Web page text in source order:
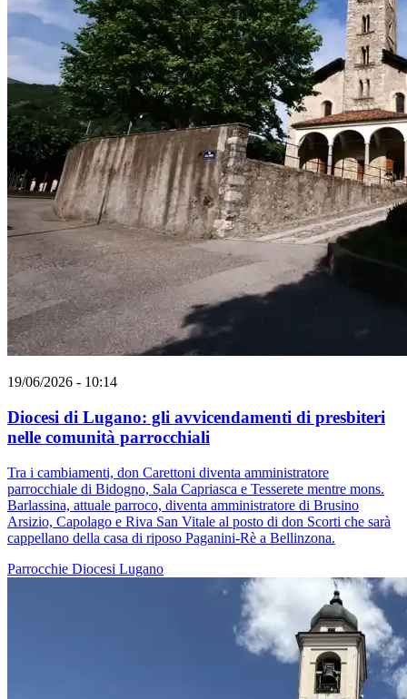
19/06/2026 - 10:14
Diocesi di Lugano: gli avvicendamenti di presbiteri
nelle comunità parrocchiali
Tra i cambiamenti, don Carettoni diventa amministratore
parrocchiale di Bidogno, Sala Capriasca e Tesserete mentre mons.
Barlassina, attuale parroco, diventa amministratore di Brusino
Arsizio, Capolago e Riva San Vitale al posto di don Scorti che sarà
cappellano della casa di riposo Paganini-Rè a Bellinzona.
Parrocchie Diocesi Lugano